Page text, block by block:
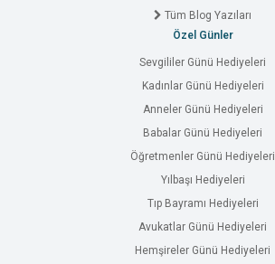
Tüm Blog Yazıları
Özel Günler
Sevgililer Günü Hediyeleri
Kadınlar Günü Hediyeleri
Anneler Günü Hediyeleri
Babalar Günü Hediyeleri
Öğretmenler Günü Hediyeleri
Yılbaşı Hediyeleri
Tıp Bayramı Hediyeleri
Avukatlar Günü Hediyeleri
Hemşireler Günü Hediyeleri